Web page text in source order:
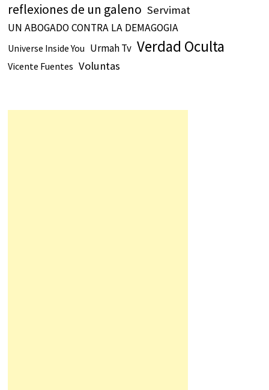
reflexiones de un galeno Servimat
UN ABOGADO CONTRA LA DEMAGOGIA
Universe Inside You Urmah Tv Verdad Oculta
Vicente Fuentes Voluntas